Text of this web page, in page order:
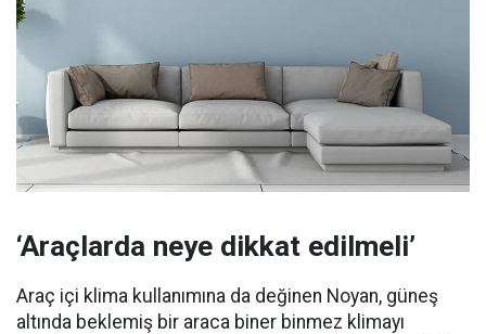
‘Araçlarda neye dikkat edilmeli’
Araç içi klima kullanımına da değinen Noyan, güneş
altında beklemiş bir araca biner binmez klimayı